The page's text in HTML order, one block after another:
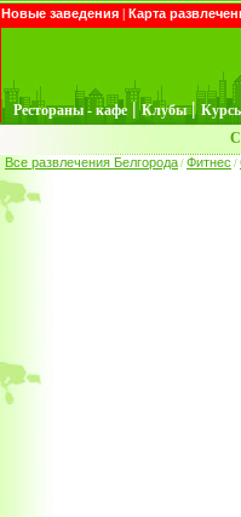
Новые заведения | Карта
Рестораны - кафе | Клубы |
Все развлечения Белгорода / Фитнес /